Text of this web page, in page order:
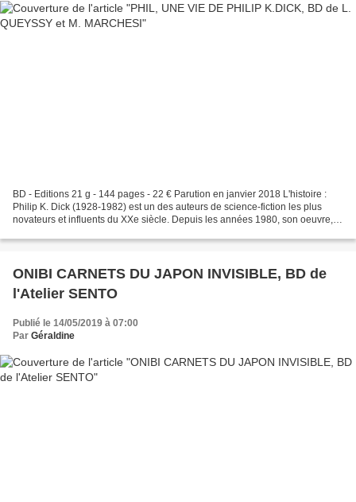
BD - Editions 21 g - 144 pages - 22 € Parution en janvier 2018 L'histoire :
Philip K. Dick (1928-1982) est un des auteurs de science-fiction les plus
novateurs et influents du XXe siècle. Depuis les années 1980, son oeuvre,
ONIBI CARNETS DU JAPON INVISIBLE, BD de
l'Atelier SENTO
Publié le 14/05/2019 à 07:00
Par Géraldine